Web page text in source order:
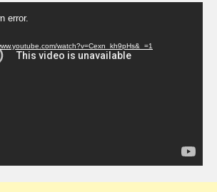
error.
watch?v=Cexn_kh9pHs&_=1